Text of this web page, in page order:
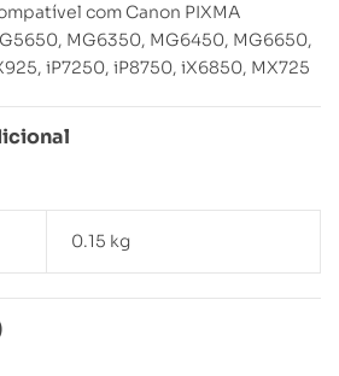
com Canon PIXMA
MG6350, MG6450, MG6650,
iP7250, iP8750, iX6850, MX725
0.15 kg